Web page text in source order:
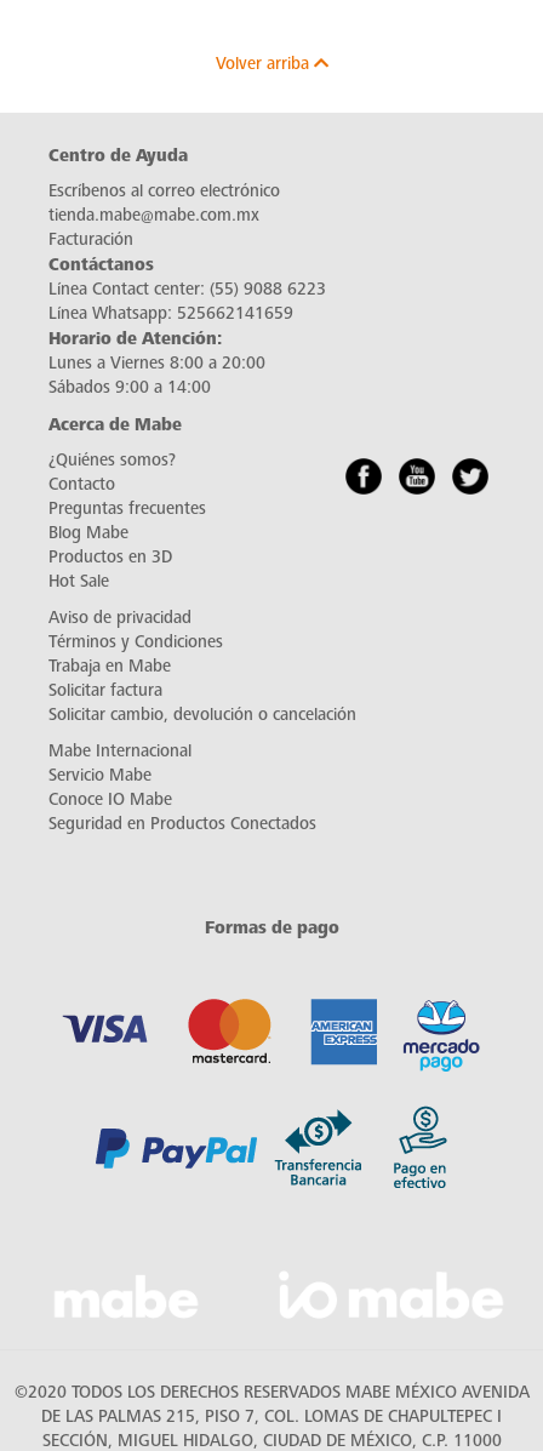
Volver arriba
Centro de Ayuda
Escríbenos al correo electrónico
tienda.mabe@mabe.com.mx
Facturación
Contáctanos
Línea Contact center: (55) 9088 6223
Línea Whatsapp: 525662141659
Horario de Atención:
Lunes a Viernes 8:00 a 20:00
Sábados 9:00 a 14:00
Acerca de Mabe
¿Quiénes somos?
Contacto
Preguntas frecuentes
Blog Mabe
Productos en 3D
Hot Sale
Aviso de privacidad
Términos y Condiciones
Trabaja en Mabe
Solicitar factura
Solicitar cambio, devolución o cancelación
Mabe Internacional
Servicio Mabe
Conoce IO Mabe
Seguridad en Productos Conectados
Formas de pago
©2020 TODOS LOS DERECHOS RESERVADOS MABE MÉXICO AVENIDA
DE LAS PALMAS 215, PISO 7, COL. LOMAS DE CHAPULTEPEC I
SECCIÓN, MIGUEL HIDALGO, CIUDAD DE MÉXICO, C.P. 11000